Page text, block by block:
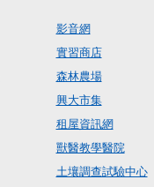
影音網
實習商店
森林農場
興大市集
租屋資訊網
獸醫教學醫院
土壤調查試驗中心